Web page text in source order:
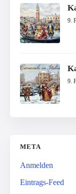
9.
9.
META
Anmelden
Eintrags-Feed